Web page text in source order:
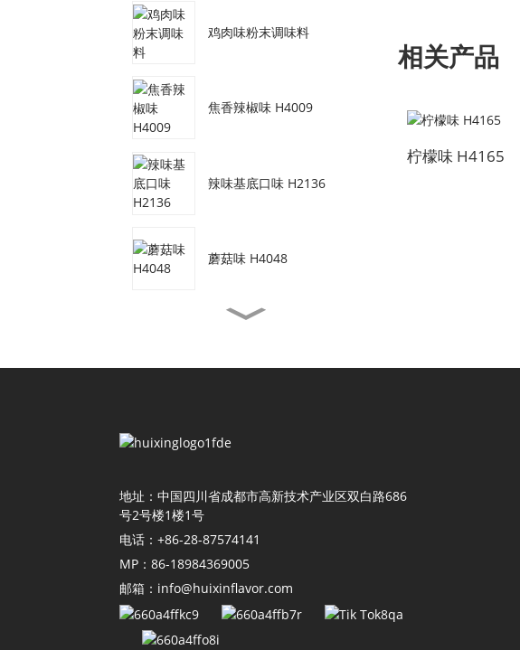
鸡肉味粉末调味料
焦香辣椒味 H4009
辣味基底口味 H2136
蘑菇味 H4048
番茄味 H4011
相关产品
柠檬味 H4165
地址：中国四川省成都市高新技术产业区双白路686
号2号楼1楼1号
电话：+86-28-87574141
MP：86-18984369005
邮箱：info@huixinflavor.com